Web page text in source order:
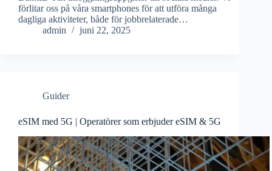
förlitar oss på våra smartphones för att utföra många
dagliga aktiviteter, både för jobbrelaterade…
admin
juni 22, 2025
Guider
eSIM med 5G | Operatörer som erbjuder eSIM & 5G